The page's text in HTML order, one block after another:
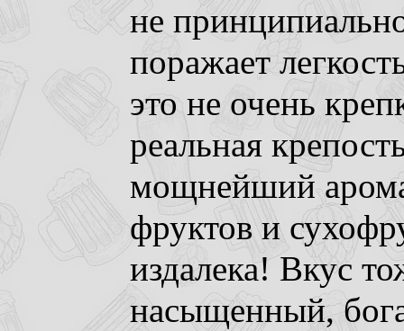
не
поражает
это не очень
реальная
мощнейший
фруктов и
издалека! Вкус
насыщенный,